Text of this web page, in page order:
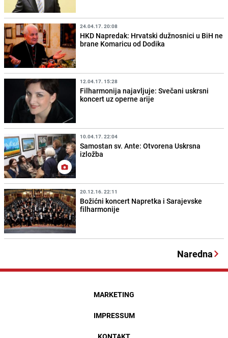
24.04.17. 20:08
HKD Napredak: Hrvatski dužnosnici u BiH ne
brane Komaricu od Dodika
12.04.17. 15:28
Filharmonija najavljuje: Svečani uskrsni
koncert uz operne arije
10.04.17. 22:04
Samostan sv. Ante: Otvorena Uskrsna
izložba
20.12.16. 22:11
Božićni koncert Napretka i Sarajevske
filharmonije
Naredna
MARKETING
IMPRESSUM